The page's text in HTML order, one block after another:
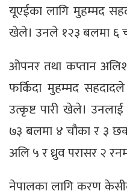
यूएईका लागि मुहम्मद
खेले। उनले १२३ बलमा ६
ओपनर तथा कप्तान
फर्किदा मुहम्मद
उत्कृष्ट पारी खेले।
७३ बलमा ४ चौका र ३
अलि ५ र ध्रुव परासर २
नेपालका लागि करण